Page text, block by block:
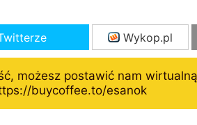
Wykop.pl
możesz postawić nam
buycoffee.to/esanok